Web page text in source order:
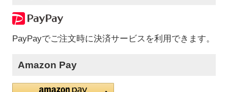
PayPayでご注文時に決済サービスを利用できます。
Amazon Pay